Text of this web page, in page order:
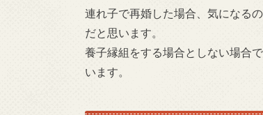
連れ子で再婚した場合、気になる
だと思います。
養子縁組をする場合としない場合
います。